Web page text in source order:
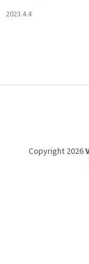
2023.4.4
Copyright 2026